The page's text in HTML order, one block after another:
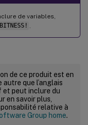
de variables,
de ce produit est en
que l’anglais
peut inclure du
en savoir plus,
relative à
Group home.